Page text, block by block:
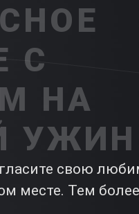
С
НА
УЖИН
свою
месте. Тем